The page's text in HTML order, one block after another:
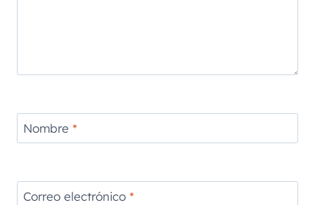
Nombre *
Correo electrónico *